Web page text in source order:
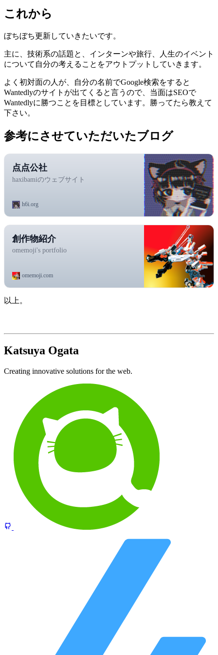
これから
ぼちぼち更新していきたいです。
主に、技術系の話題と、インターンや旅行、人生のイベント
について自分の考えることをアウトプットしていきます。
よく初対面の人が、自分の名前でGoogle検索をすると
Wantedlyのサイトが出てくると言うので、当面はSEOで
Wantedlyに勝つことを目標としています。勝ってたら教えて
下さい。
参考にさせていただいたブログ
点点公社
haxibamiのウェブサイト
h6i.org
創作物紹介
omemoji's portfolio
omemoji.com
以上。
Katsuya Ogata
Creating innovative solutions for the web.